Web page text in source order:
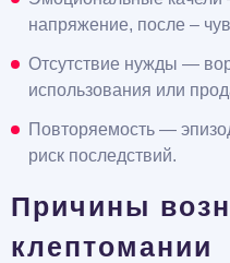
напряжение, после –
Отсутствие нужды —
использования или
Повторяемость —
риск последствий.
Причины
клептомании